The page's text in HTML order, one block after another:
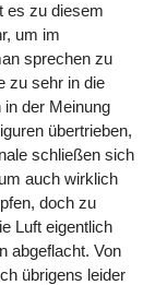
es zu diesem
um im
sprechen zu
zu sehr in die
der Meinung
übertrieben,
schließen sich
auch wirklich
doch zu
Luft eigentlich
abgeflacht. Von
übrigens leider